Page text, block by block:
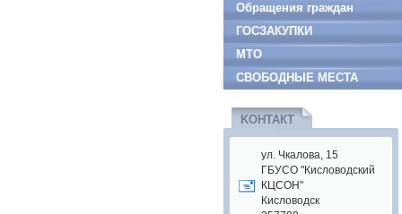
Обращения граждан
ГОСЗАКУПКИ
МТО
СВОБОДНЫЕ МЕСТА
KOНТАКТ
ул. Чкалова, 15
ГБУСО "Кисловодский
КЦСОН"
Кисловодск